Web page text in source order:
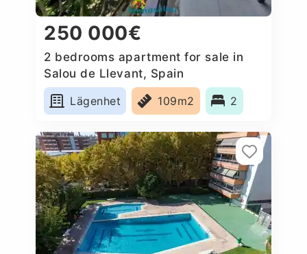
250 000€
2 bedrooms apartment for sale in
Salou de Llevant, Spain
Lägenhet
109m2 2